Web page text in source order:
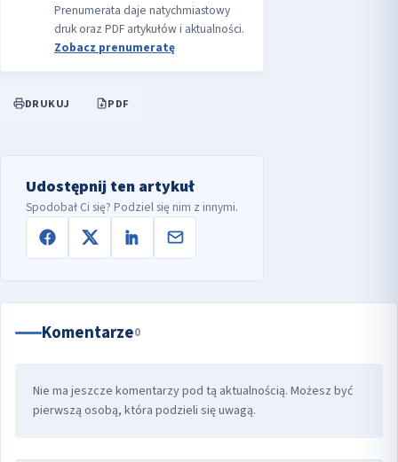
Prenumerata daje natychmiastowy
druk oraz PDF artykułów i aktualności.
Zobacz prenumeratę
DRUKUJ PDF
Udostępnij ten artykuł
Spodobał Ci się? Podziel się nim z innymi.
Komentarze0
Nie ma jeszcze komentarzy pod tą aktualnością. Możesz być
pierwszą osobą, która podzieli się uwagą.